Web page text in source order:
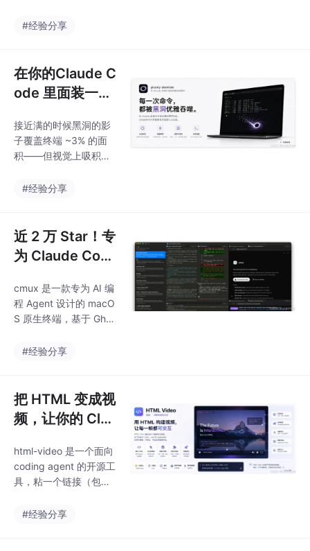
ench Pro 超越 GPT-5.
Agent 并行协作。本文
深度拆解核心能力、真
实案例与使用方式。
#经验分享
在你的Claude C
ode 里面装一个
体验？
接近满的时候黑洞的影
子覆盖终端 ~3% 的面
积——但视觉上吸积盘
个屏幕被吞掉了。这种
的平台限制」和「不满
足于官方提供的功能边
界」碰撞出来的东西。
App，也没有设置系统
提醒——他在自己的终
端里造了一个黑洞，然
程助手，用一种你根本
文的多少决定了黑洞的
#经验分享
近 2 万 Star！专
为 Claude Cod
它开源了！
cmux 是一款专为 AI 编
程 Agent 设计的 macO
S 原生终端，基于 Ghos
亮点是通知提醒环、垂
管理。如果你正在同时
跑多个 Claude Code /
Codex 等 Agent，这个
#经验分享
把 HTML 变成视
频，让你的 Clau
一样剪视频，这
个开源项目它做
html-video 是一个面向
coding agent 的开源工
具，粘一个链接（包括
生成真实 MP4，全程本
#经验分享